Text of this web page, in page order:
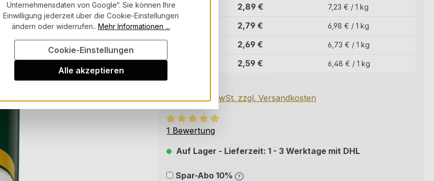
5 2,89 € 7,23 € / 1 kg
2,79 € 6,98 € / 1 kg
2,69 € 6,73 € / 1 kg
2,59 € 6,48 € / 1 kg
Preise inkl. MwSt. zzgl. Versandkosten
Durchschnittliche Bewertung von 5 von 5 Sternen
1 Bewertung
Auf Lager - Lieferzeit: 1 - 3 Werktage mit DHL
Spar-Abo 10%
Unternehmensdaten von Google“. Sie können Ihre
Einwilligung jederzeit über die Cookie-Einstellungen
ändern oder widerrufen.. Mehr Informationen ...
Cookie-Einstellungen
Alle akzeptieren